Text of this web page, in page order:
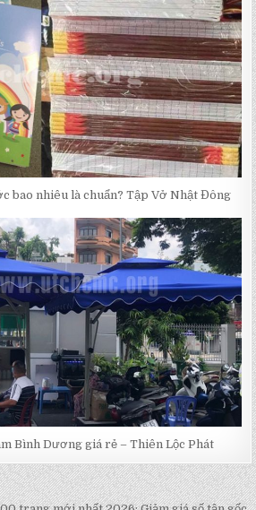
bao nhiêu là chuẩn? Tập Vở Nhật Đông
Bình Dương giá rẻ – Thiên Lộc Phát